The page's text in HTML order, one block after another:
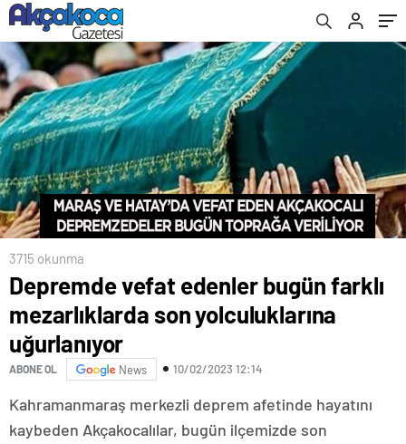
3715 okunma
Depremde vefat edenler bugün farklı
mezarlıklarda son yolculuklarına
uğurlanıyor
ABONE OL News 10/02/2023 12:14
Kahramanmaraş merkezli deprem afetinde hayatını
kaybeden Akçakocalılar, bugün ilçemizde son